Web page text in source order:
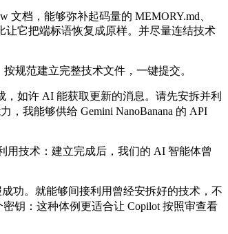
档，能够弥补起码量的 MEMORY.md、
让它把端标语恢复成原样。并尽量连结技术
规范建立完整技术文件，一键提交。
如许 AI 能获取更新的消息。请先安拆并利
，我能够供给 Gemini NanoBanana 的 API
技术：建立完成后，我们的 AI 智能体曾
功。就能够间接利用曾经安拆好的技术，不
钥：这种体例更适合让 Copilot 按照审查看